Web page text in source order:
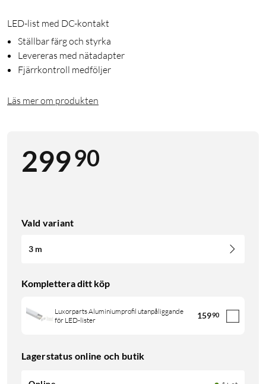
LED-list med DC-kontakt
Ställbar färg och styrka
Levereras med nätadapter
Fjärrkontroll medföljer
Läs mer om produkten
29990
Vald variant
3 m
Komplettera ditt köp
Luxorparts Aluminiumprofil utanpåliggande
för LED-lister
15990
Lagerstatus online och butik